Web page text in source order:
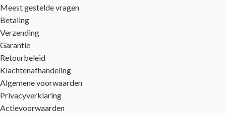
Meest gestelde vragen
Betaling
Verzending
Garantie
Retourbeleid
Klachtenafhandeling
Algemene voorwaarden
Privacyverklaring
Actievoorwaarden